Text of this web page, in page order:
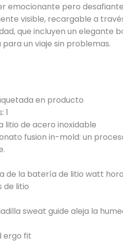
emocionante pero
visible, recargable a
que incluyen un elegante
un viaje sin problemas.
en producto
1
litio de acero inoxidable
fusion in-mold: un
de la batería de litio watt
de litio
sweat guide aleja la
ergo fit